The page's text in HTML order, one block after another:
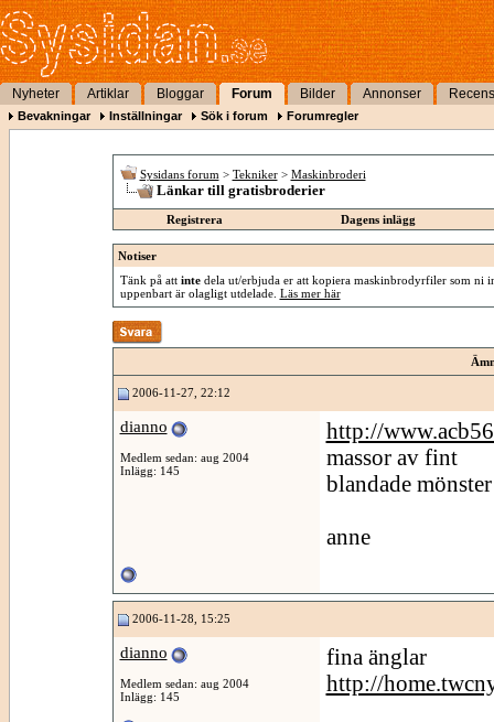
Nyheter Artiklar Bloggar Forum Bilder Annonser
Bevakningar Inställningar Sök i forum Forumregler
Sysidans forum > Tekniker > Maskinbroderi
Länkar till gratisbroderier
Registrera Dagens inlägg
Notiser
Tänk på att intedela ut/erbjuda er att kopiera maskinbrodyrfiler som ni
uppenbart är olagligt utdelade. Läs mer här
2006-11-27, 22:12
dianno
Medlem sedan: aug 2004
Inlägg: 145
http://
massor av fint
blandade mönster
anne
2006-11-28, 15:25
dianno
Medlem sedan: aug 2004
Inlägg: 145
fina änglar
http://